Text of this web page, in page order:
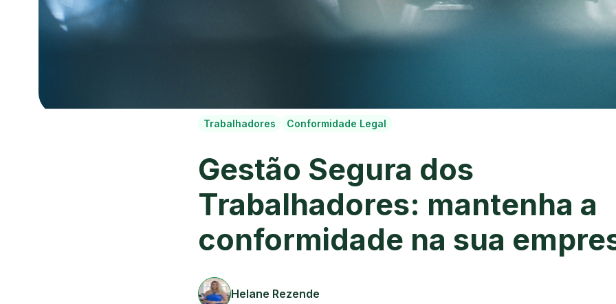
Trabalhadores Conformidade Legal
Gestão Segura dos
Trabalhadores: mantenha a
conformidade na sua
Helane Rezende